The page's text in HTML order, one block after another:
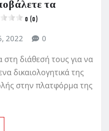
τα
0 (0)
2022 0
στη διάθεσή τους για να
δικαιολογητικά της
στην πλατφόρμα της